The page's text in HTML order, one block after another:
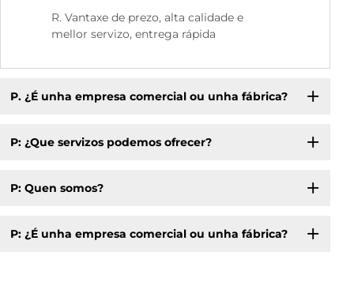
R. Vantaxe de prezo, alta calidade e
mellor servizo, entrega rápida
P. ¿É unha empresa comercial ou unha fábrica?
P: ¿Que servizos podemos ofrecer?
P: Quen somos?
P: ¿É unha empresa comercial ou unha fábrica?